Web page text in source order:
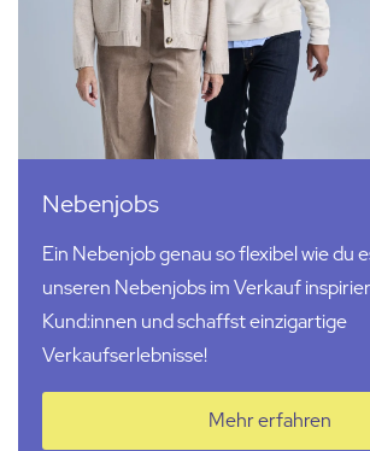
Nebenjobs
Ein Nebenjob genau so flexibel wie du
unseren Nebenjobs im Verkauf
Kund:innen und schaffst einzigartige
Verkaufserlebnisse!
Mehr erfahren